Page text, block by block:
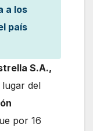
a los
país
S.A.,
del
por 16